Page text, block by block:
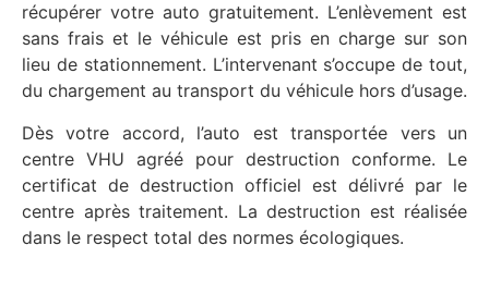
récupérer votre auto gratuitement. L’enlèvement est
sans frais et le véhicule est pris en charge sur son
lieu de stationnement. L’intervenant s’occupe de tout,
du chargement au transport du véhicule hors d’usage.
Dès votre accord, l’auto est transportée vers un
centre VHU agréé pour destruction conforme. Le
certificat de destruction officiel est délivré par le
centre après traitement. La destruction est réalisée
dans le respect total des normes écologiques.